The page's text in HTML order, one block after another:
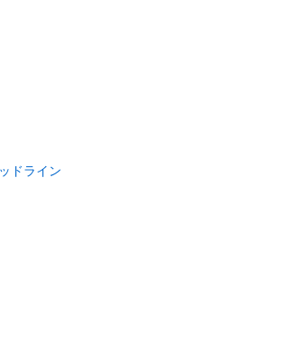
ドライン